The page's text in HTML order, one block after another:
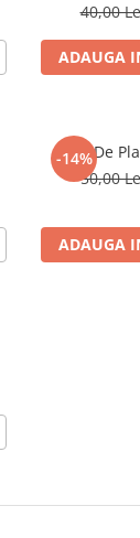
40,00
ADAUGA
-14%
Mix De
50,00
ADAUGA